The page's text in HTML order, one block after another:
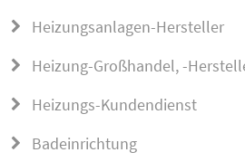
Heizungsanlagen-Hersteller
Heizung-Großhandel, -
Heizungs-Kundendienst
Badeinrichtung